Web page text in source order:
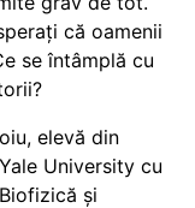
că oamenii
se întâmplă cu
elevă din
University cu
și